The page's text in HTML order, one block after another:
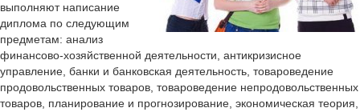
выполняют написание
диплома по следующим
предметам: анализ
финансово-хозяйственной деятельности, антикризисное
управление, банки и банковская деятельность, товароведение
продовольственных товаров, товароведение непродовольственных
товаров, планирование и прогнозирование, экономическая теория,